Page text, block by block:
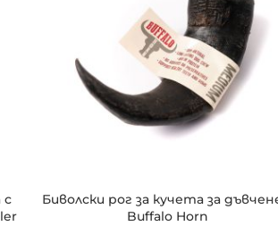
и функционална награда за
с
Биволски рог за кучета за
Buffalo Horn